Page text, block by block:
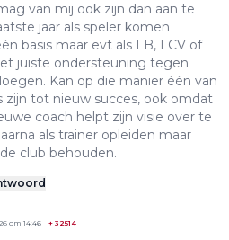
van mij ook zijn dan aan te
jaar als speler komen
basis maar evt als LB, LCV of
juiste ondersteuning tegen
Kan op die manier één van
zijn tot nieuw succes, ook omdat
coach helpt zijn visie over te
als trainer opleiden maar
club behouden.
om 14:46 + 32514